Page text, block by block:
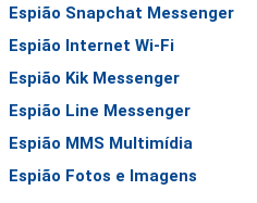
Espião Snapchat Messenger
Espião Internet Wi-Fi
Espião Kik Messenger
Espião Line Messenger
Espião MMS Multimídia
Espião Fotos e Imagens